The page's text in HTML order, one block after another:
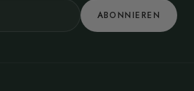
ABONNIEREN